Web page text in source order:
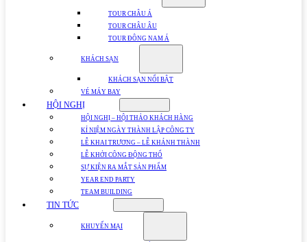
TOUR CHÂU Á
TOUR CHÂU ÂU
TOUR ĐÔNG NAM Á
KHÁCH SẠN
KHÁCH SẠN NỔI BẬT
VÉ MÁY BAY
HỘI NGHỊ
HỘI NGHỊ – HỘI THẢO KHÁCH HÀNG
KỈ NIỆM NGÀY THÀNH LẬP CÔNG TY
LỄ KHAI TRƯƠNG – LỄ KHÁNH THÀNH
LỄ KHỞI CÔNG ĐỘNG THỔ
SỰ KIỆN RA MẮT SẢN PHẨM
YEAR END PARTY
TEAM BUILDING
TIN TỨC
KHUYẾN MẠI